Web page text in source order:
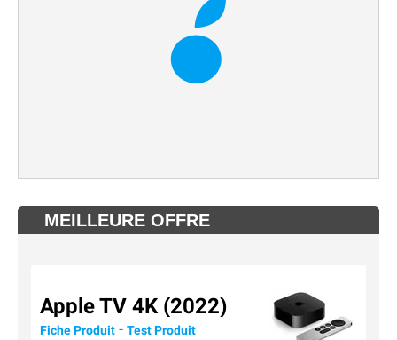
MEILLEURE OFFRE
Apple TV 4K (2022)
Fiche Produit - Test Produit